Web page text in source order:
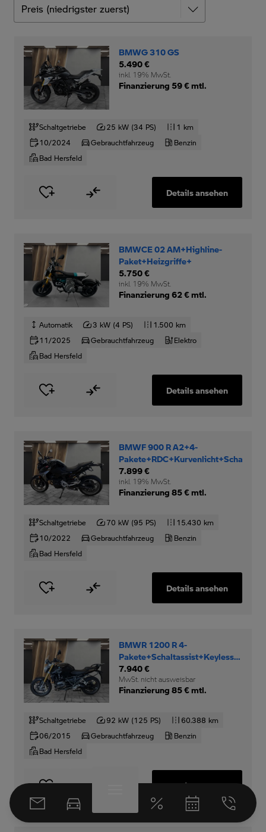
BMWG 310 GS
5.490 €
inkl. 19% MwSt.
Finanzierung 59 € mtl.
Schaltgetriebe 25 kW (34 PS)
1 km
10/2024
Gebrauchtfahrzeug
Benzin
Bad Hersfeld
Details ansehen
BMWCE 02 AM+Highline-
Paket+Heizgriffe+
5.750 €
inkl. 19% MwSt.
Finanzierung 62 € mtl.
Automatik 3 kW (4 PS)
1.500 km
11/2025
Gebrauchtfahrzeug
Elektro
Bad Hersfeld
Details ansehen
BMWF 900 R A2+4-
7.899 €
inkl. 19% MwSt.
Finanzierung 85 € mtl.
Schaltgetriebe 70 kW (95 PS)
15.430 km
10/2022
Gebrauchtfahrzeug
Benzin
Bad Hersfeld
Details ansehen
BMWR 1200 R 4-
Pakete+Schaltassist+Keyless-
Ride+
7.940 €
MwSt. nicht ausweisbar
Finanzierung 85 € mtl.
Schaltgetriebe 92 kW (125 PS)
60.388 km
06/2015
Gebrauchtfahrzeug
Benzin
Bad Hersfeld
Details ansehen